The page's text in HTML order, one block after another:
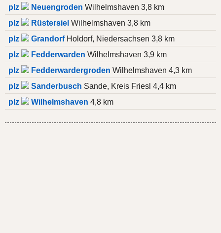
plz
Neuengroden Wilhelmshaven 3,8 km
plz
Rüstersiel Wilhelmshaven 3,8 km
plz
GrandorfHoldorf, Niedersachsen 3,8 km
plz
Fedderwarden Wilhelmshaven 3,9 km
plz
Fedderwardergroden Wilhelmshaven 4,3 km
plz
Sanderbusch Sande, Kreis Friesl 4,4 km
plz
Wilhelmshaven 4,8 km